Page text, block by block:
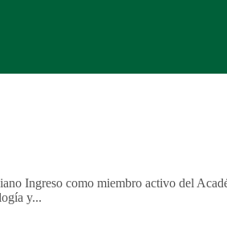
Ingreso como miembro activo del
y...